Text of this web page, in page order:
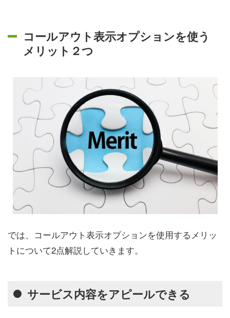
コールアウト表示オプションを使う
メリット２つ
では、コールアウト表示オプションを使用するメリッ
トについて2点解説していきます。
サービス内容をアピールできる